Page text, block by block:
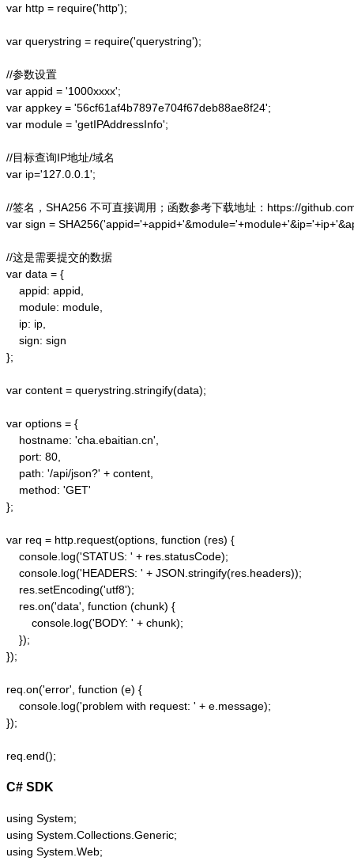
var http = require('http');
var querystring = require('querystring');
//参数设置
var appid = '1000xxxx';
var appkey = '56cf61af4b7897e704f67deb88ae8f24';
var module = 'getIPAddressInfo';
//目标查询IP地址/域名
var ip='127.0.0.1';
//签名，SHA256 不可直接调用；函数参考下载地址：https://
var sign =
//这是需要提交的数据
var data = {
    appid: appid,
    module: module,
    ip: ip,
    sign: sign
};
var content = querystring.stringify(data);
var options = {
    hostname: 'cha.ebaitian.cn',
    port: 80,
    path: '/api/json?' + content,
    method: 'GET'
};
var req = http.request(options, function (res) {
    console.log('STATUS: ' + res.statusCode);
    console.log('HEADERS: ' + JSON.stringify(res.headers));
    res.setEncoding('utf8');
    res.on('data', function (chunk) {
        console.log('BODY: ' + chunk);
    });
});
req.on('error', function (e) {
    console.log('problem with request: ' + e.message);
});
C# SDK
using System;
using System.Collections.Generic;
using System.Web;